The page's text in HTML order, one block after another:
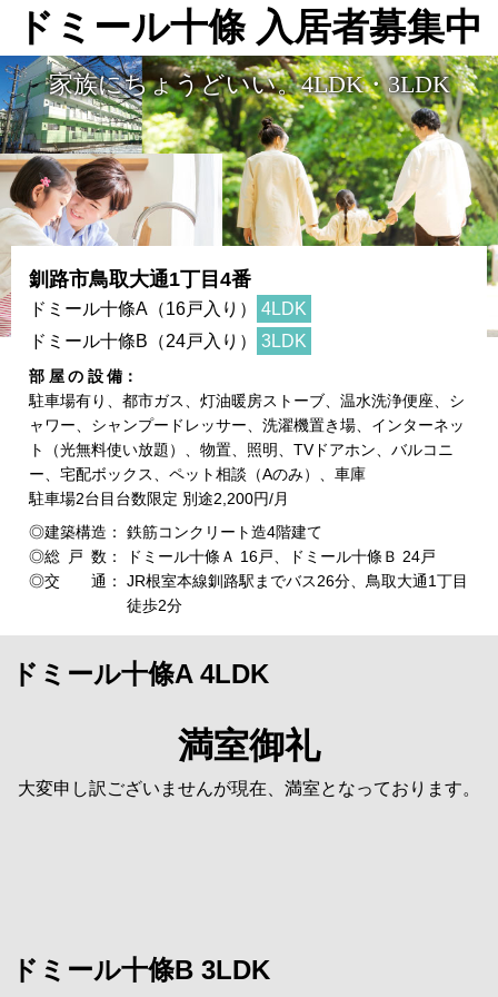
ドミール十條 入居者募集中
家族にちょうどいい。4LDK・3LDK
釧路市鳥取大通1丁目4番
ドミール十條A（16戸入り）
4LDK
ドミール十條B（24戸入り）
3LDK
部屋の設備
駐車場有り、都市ガス、灯油暖房ストーブ、温水洗浄便座、シ
ャワー、シャンプードレッサー、洗濯機置き場、インターネッ
ト（光無料使い放題）、物置、照明、TVドアホン、バルコニ
ー、宅配ボックス、ペット相談（Aのみ）、車庫
駐車場2台目台数限定 別途2,200円/月
建築構造
鉄筋コンクリート造4階建て
総戸数
ドミール十條Ａ 16戸、ドミール十條Ｂ 24戸
交 通
JR根室本線釧路駅までバス26分、鳥取大通1丁目
徒歩2分
ドミール十條A 4LDK
満室御礼
大変申し訳ございませんが現在、満室となっております。
ドミール十條B 3LDK